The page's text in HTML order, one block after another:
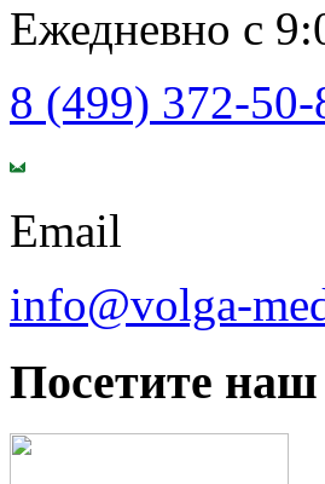
Ежедневно с
8 (499) 372-50-
Email
info@volga-
Посетите